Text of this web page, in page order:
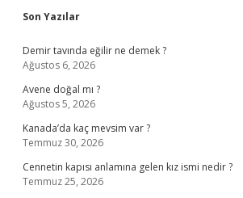
Sidebar
Son Yazılar
Demir tavında eğilir ne demek ?
Ağustos 6, 2026
Avene doğal mı ?
Ağustos 5, 2026
Kanada’da kaç mevsim var ?
Temmuz 30, 2026
Cennetin kapısı anlamına gelen kız ismi nedir ?
Temmuz 25, 2026